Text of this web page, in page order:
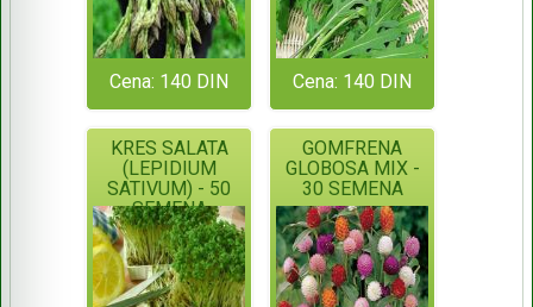
Cena: 140 DIN Cena: 140 DIN
KRES SALATA
(LEPIDIUM
SATIVUM) - 50
SEMENA
GOMFRENA
GLOBOSA MIX -
30 SEMENA